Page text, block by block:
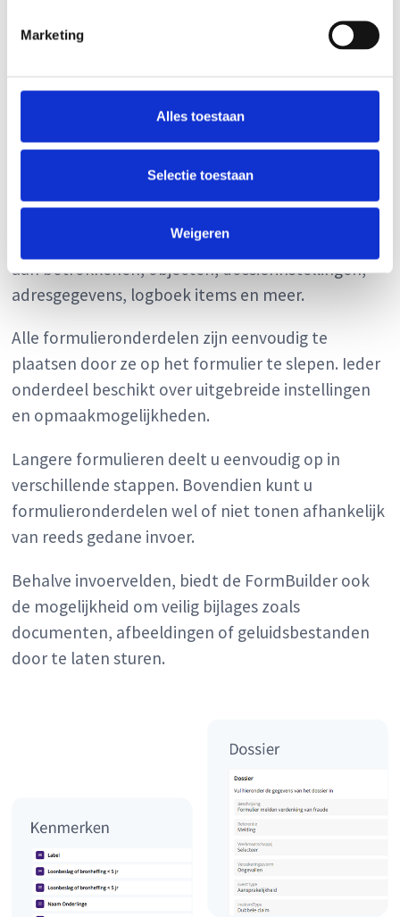
Marketing
Alles toestaan
Selectie toestaan
Weigeren
Maak interactieve formulieren
met de FormBuilder
De krachtige FormBuilder biedt niet alleen alle
mogelijke standaard HTML invoeropties zoals
maar ook vele gespecialiseerde koppelingen met
uw dossierregistratiesysteem. Denk bijvoorbeeld
aan betrokkenen, objecten, dossierinstellingen,
adresgegevens, logboek items en meer.
Alle formulieronderdelen zijn eenvoudig te
plaatsen door ze op het formulier te slepen. Ieder
onderdeel beschikt over uitgebreide instellingen
en opmaakmogelijkheden.
Langere formulieren deelt u eenvoudig op in
verschillende stappen. Bovendien kunt u
formulieronderdelen wel of niet tonen afhankelijk
van reeds gedane invoer.
Behalve invoervelden, biedt de FormBuilder ook
de mogelijkheid om veilig bijlages zoals
documenten, afbeeldingen of geluidsbestanden
door te laten sturen.